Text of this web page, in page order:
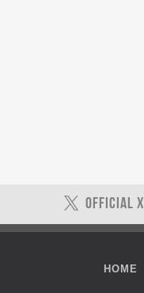
OFFICIAL X
HOME